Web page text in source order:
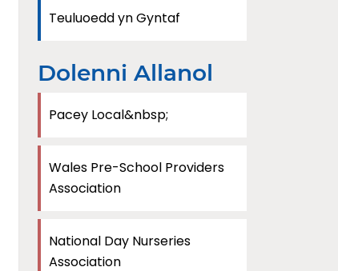
Teuluoedd yn Gyntaf
Dolenni Allanol
Pacey Local&nbsp;
Wales Pre-School Providers
Association
National Day Nurseries
Association